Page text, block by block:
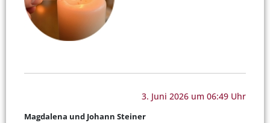
3. Juni 2026 um 06:49 Uhr
Magdalena und Johann Steiner